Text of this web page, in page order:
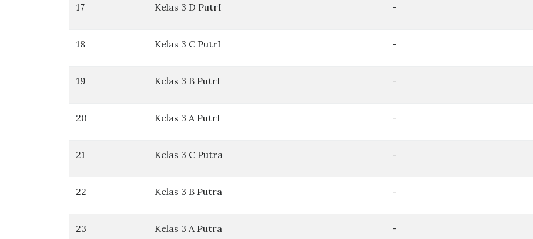
17 Kelas 3 D PutrI -
18 Kelas 3 C PutrI -
19 Kelas 3 B PutrI -
20 Kelas 3 A PutrI -
21 Kelas 3 C Putra -
22 Kelas 3 B Putra -
23 Kelas 3 A Putra -